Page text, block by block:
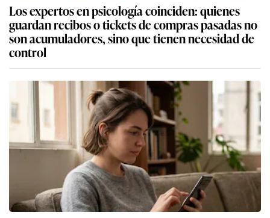
Los expertos en psicología coinciden: quienes
guardan recibos o tickets de compras pasadas no
son acumuladores, sino que tienen necesidad de
control